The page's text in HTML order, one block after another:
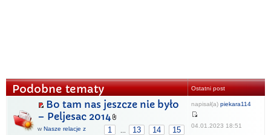
Podobne tematy Ostatni post
Bo tam nas jeszcze nie było
– Peljesac 2014
1 13 14 15
w Nasze relacje z
napisał(a) piekara114
04.01.2023 18:51